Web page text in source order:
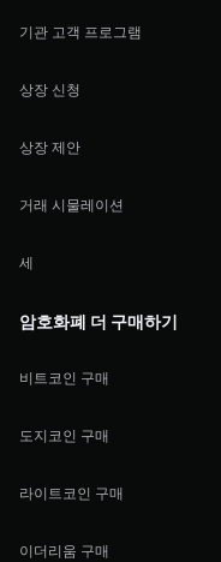
기관 고객 프로그램
상장 신청
상장 제안
거래 시물레이션
세
암호화폐 더 구매하기
비트코인 구매
도지코인 구매
라이트코인 구매
이더리움 구매